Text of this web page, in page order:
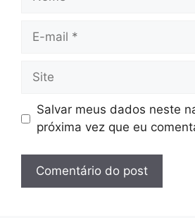
Site
Salvar meus dados neste
próxima vez que eu